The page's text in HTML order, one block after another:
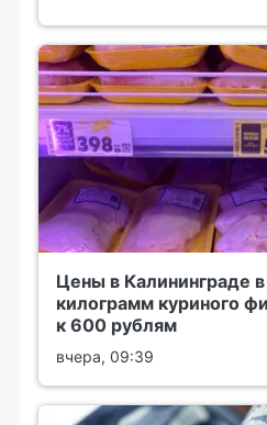
Цены в Калининграде в
килограмм куриного
к 600 рублям
вчера, 09:39